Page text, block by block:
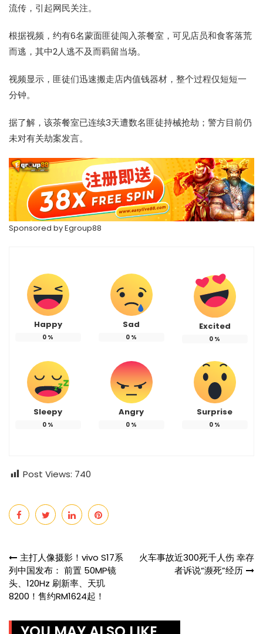
流传，引起网民关注。
根据视频，约有6名蒙面匪徒闯入茶餐室，可见店员和食客落荒
而逃，其中2人逃不及而羁留当场。
视频显示，匪徒们迅速搬走店内值钱器材，整个过程仅短短一
分钟。
据了解，该茶餐室已连续3天遭数名匪徒持械抢劫 ；警方目前仍
未对有关劫案发言。
Sponsored byEgroup88
Happy
0 %
Sad
0 %
Excited
0 %
Sleepy
0 %
Angry
0 %
Surprise
0 %
Post Views: 740
Post
navigation
主打人像摄影！vivo S17系
列中国发布： 前置 50MP镜
头、120Hz 刷新率、天玑
8200！售约RM1624起！
火车事故近300死千人伤 幸存
者诉说“濒死”经历